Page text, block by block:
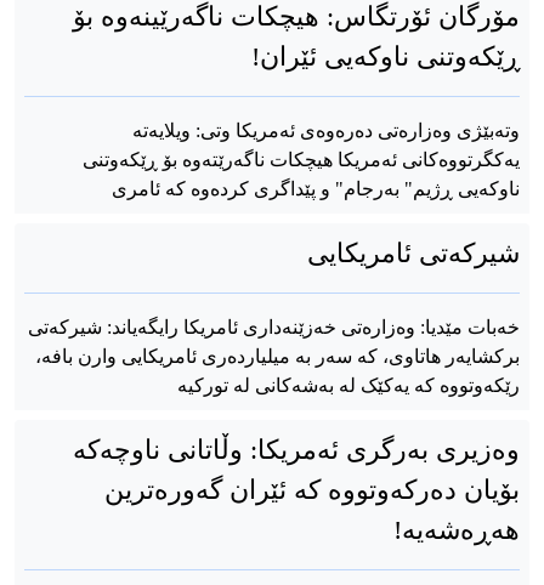
مۆرگان ئۆرتگاس: هیچکات ناگەرێینەوە بۆ
ڕێکەوتنی ناوکەیی ئێران!
وتەبێژی وەزارەتی دەرەوەی ئەمریکا وتی: ویلایەتە
یەکگرتووەکانی ئەمریکا هیچکات ناگەرێتەوە بۆ ڕێکەوتنی
ناوکەیی ڕژیم" بەرجام" و پێداگری کردەوە کە ئامری
شیرکەتی ئامریکایی
خەبات مێدیا: وەزارەتی خەزێنەداری ئامریکا رایگەیاند: شیرکەتی
برکشایەر هاتاوی، کە سەر بە میلیاردەری ئامریکایی وارن بافە،
رێکەوتووە کە یەکێک لە بەشەکانی لە تورکیە
وەزیری بەرگری ئەمریکا: وڵاتانی ناوچەکە
بۆیان دەرکەوتووە کە ئێران گەورەترین
هەڕەشەیە!